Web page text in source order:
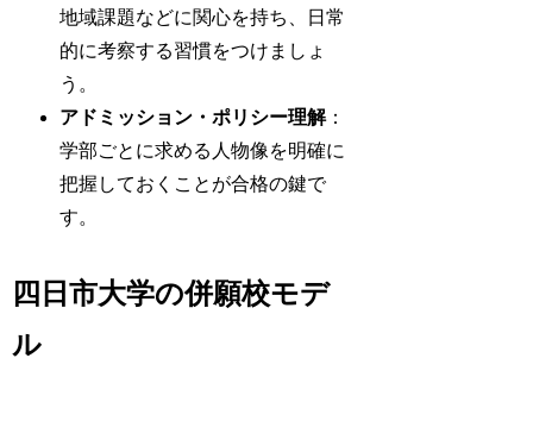
地域課題などに関心を持ち、日常
的に考察する習慣をつけましょ
う。
アドミッション・ポリシー理解：
学部ごとに求める人物像を明確に
把握しておくことが合格の鍵で
す。
四日市大学の併願校モデ
ル